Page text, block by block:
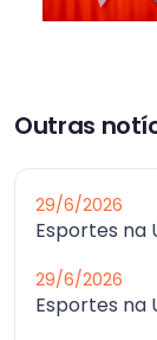
Outras
29/6/2026
Esportes na
29/6/2026
Esportes na